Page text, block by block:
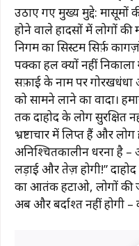
उठाए गए मुख्य मुद्दे: मासूमों
होने वाले हादसों में लोगों की
निगम का सिस्टम सिर्फ़
पक्का हल क्यों नहीं निकाला
सफ़ाई के नाम पर गोरखधंधा
को सामने लाने का वादा।
तक दाहोद के लोग सुरक्षित
भ्रष्टाचार में लिप्त हैं और
अनिश्चितकालीन धरना है –
लड़ाई और तेज़ होगी!”
का आतंक हटाओ, लोगों की
अब और बर्दाश्त नहीं होगी –